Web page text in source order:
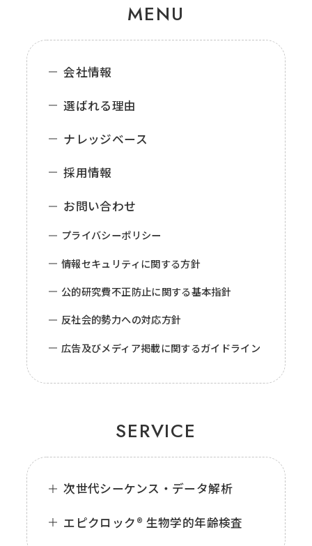
MENU
会社情報
選ばれる理由
ナレッジベース
採用情報
お問い合わせ
プライバシーポリシー
情報セキュリティに関する方針
公的研究費不正防止に関する基本指針
反社会的勢力への対応方針
広告及びメディア掲載に関するガイドライン
SERVICE
次世代シーケンス・データ解析
エピクロック® 生物学的年齢検査